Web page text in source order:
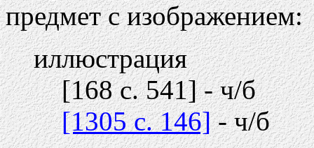
предмет с изображением:
иллюстрация
[168 c. 541] - ч/б
[1305 c. 146]- ч/б